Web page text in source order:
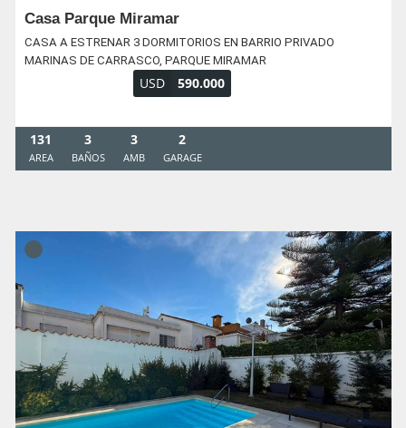
Casa Parque Miramar
CASA A ESTRENAR 3 DORMITORIOS EN BARRIO PRIVADO
MARINAS DE CARRASCO, PARQUE MIRAMAR
USD 590.000
131
AREA
3
BAÑOS
3
AMB
2
GARAGE